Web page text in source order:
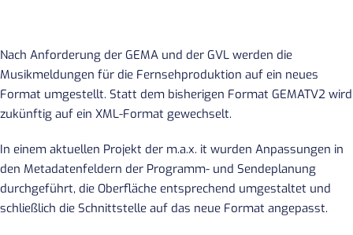
Nach Anforderung der GEMA und der GVL werden die
Musikmeldungen für die Fernsehproduktion auf ein neues
Format umgestellt. Statt dem bisherigen Format GEMATV2 wird
zukünftig auf ein XML-Format gewechselt.
In einem aktuellen Projekt der m.a.x. it wurden Anpassungen in
den Metadatenfeldern der Programm- und Sendeplanung
durchgeführt, die Oberfläche entsprechend umgestaltet und
schließlich die Schnittstelle auf das neue Format angepasst.